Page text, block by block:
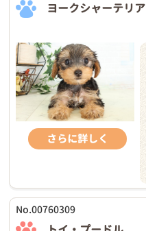
ヨークシャーテリア
さらに詳しく
No.00760309